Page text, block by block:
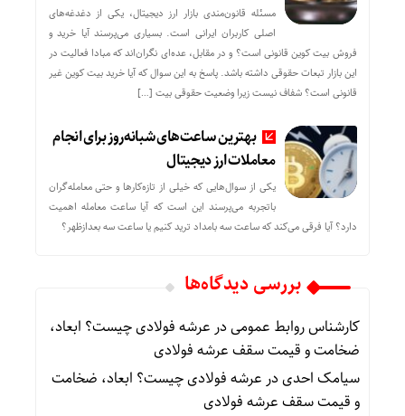
مسئله قانون‌مندی بازار ارز دیجیتال، یکی از دغدغه‌های
اصلی کاربران ایرانی است. بسیاری می‌پرسند آیا خرید و
فروش بیت کوین قانونی است؟ و در مقابل، عده‌ای نگران‌اند که مبادا فعالیت در
این بازار تبعات حقوقی داشته باشد. پاسخ به این سوال که آیا خرید بیت کوین غیر
قانونی است؟ شفاف نیست زیرا وضعیت حقوقی بیت‌ […]
بهترین ساعت‌های شبانه‌روز برای انجام
معاملات ارز دیجیتال
یکی از سوال‌هایی که خیلی از تازه‌کارها و حتی معامله‌گران
باتجربه می‌پرسند این است که آیا ساعت معامله اهمیت
دارد؟ آیا فرقی می‌کند که ساعت سه بامداد ترید کنیم یا ساعت سه بعدازظهر؟
بررسی دیدگاه‌ها
کارشناس روابط عمومیدر عرشه فولادی چیست؟ ابعاد،
ضخامت و قیمت سقف عرشه فولادی
سیامک احدیدر عرشه فولادی چیست؟ ابعاد، ضخامت
و قیمت سقف عرشه فولادی